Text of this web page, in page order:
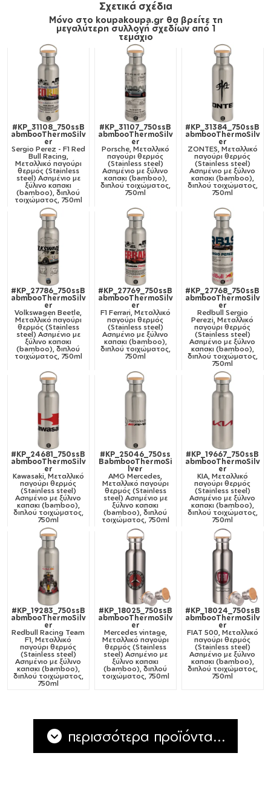
Σχετικά σχέδια
Μόνο στο koupakoupa.gr θα βρείτε τη
μεγαλύτερη συλλογή σχεδίων από 1
τεμάχιο
#KP_31108_750ssB
abmbooThermoSilv
er
Sergio Perez - F1 Red
Bull Racing,
Μεταλλικό παγούρι
θερμός (Stainless
steel) Ασημένιο με
ξύλινο καπακι
(bamboo), διπλού
τοιχώματος, 750ml
#KP_31107_750ssB
abmbooThermoSilv
er
Porsche, Μεταλλικό
παγούρι θερμός
(Stainless steel)
Ασημένιο με ξύλινο
καπακι (bamboo),
διπλού τοιχώματος,
750ml
#KP_31384_750ssB
abmbooThermoSilv
er
ZONTES, Μεταλλικό
παγούρι θερμός
(Stainless steel)
Ασημένιο με ξύλινο
καπακι (bamboo),
διπλού τοιχώματος,
750ml
#KP_27786_750ssB
abmbooThermoSilv
er
Volkswagen Beetle,
Μεταλλικό παγούρι
θερμός (Stainless
steel) Ασημένιο με
ξύλινο καπακι
(bamboo), διπλού
τοιχώματος, 750ml
#KP_27769_750ssB
abmbooThermoSilv
er
F1 Ferrari, Μεταλλικό
παγούρι θερμός
(Stainless steel)
Ασημένιο με ξύλινο
καπακι (bamboo),
διπλού τοιχώματος,
750ml
#KP_27768_750ssB
abmbooThermoSilv
er
Redbull Sergio
Perezi, Μεταλλικό
παγούρι θερμός
(Stainless steel)
Ασημένιο με ξύλινο
καπακι (bamboo),
διπλού τοιχώματος,
750ml
#KP_24681_750ssB
abmbooThermoSilv
er
Kawasaki, Μεταλλικό
παγούρι θερμός
(Stainless steel)
Ασημένιο με ξύλινο
καπακι (bamboo),
διπλού τοιχώματος,
750ml
#KP_25046_750ss
BabmbooThermoSi
lver
AMG Mercedes,
Μεταλλικό παγούρι
θερμός (Stainless
steel) Ασημένιο με
ξύλινο καπακι
(bamboo), διπλού
τοιχώματος, 750ml
#KP_19667_750ssB
abmbooThermoSilv
er
KIA, Μεταλλικό
παγούρι θερμός
(Stainless steel)
Ασημένιο με ξύλινο
καπακι (bamboo),
διπλού τοιχώματος,
750ml
#KP_19283_750ssB
abmbooThermoSilv
er
Redbull Racing Team
F1, Μεταλλικό
παγούρι θερμός
(Stainless steel)
Ασημένιο με ξύλινο
καπακι (bamboo),
διπλού τοιχώματος,
750ml
#KP_18025_750ssB
abmbooThermoSilv
er
Mercedes vintage,
Μεταλλικό παγούρι
θερμός (Stainless
steel) Ασημένιο με
ξύλινο καπακι
(bamboo), διπλού
τοιχώματος, 750ml
#KP_18024_750ssB
abmbooThermoSilv
er
FIAT 500, Μεταλλικό
παγούρι θερμός
(Stainless steel)
Ασημένιο με ξύλινο
καπακι (bamboo),
διπλού τοιχώματος,
750ml
περισσότερα προϊόντα...